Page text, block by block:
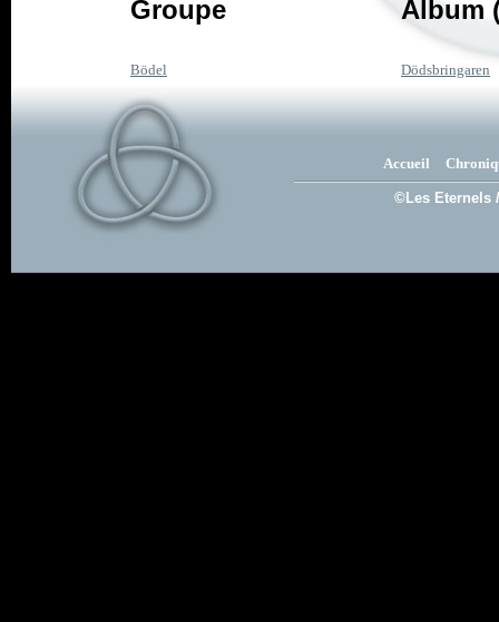
Groupe Album
Bödel Dödsbringaren
Accueil
©Les Eternels